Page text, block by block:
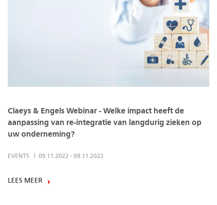
Claeys & Engels Webinar - Welke impact heeft de
aanpassing van re-integratie van langdurig zieken op
uw onderneming?
EVENTS 09.11.2022 - 09.11.2022
LEES MEER